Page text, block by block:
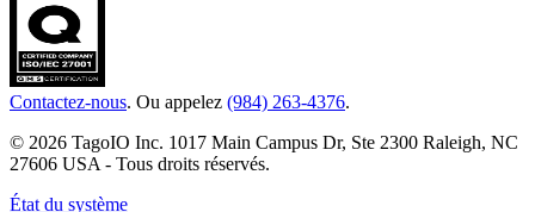
Contactez-nous. Ou appelez (984) 263-4376.
© 2026 TagoIO Inc. 1017 Main Campus Dr, Ste 2300 Raleigh, NC
27606 USA - Tous droits réservés.
État du système